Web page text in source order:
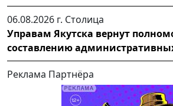
06.08.2026 г. Столица
Управам Якутска вернут
составлению
Реклама Партнёра